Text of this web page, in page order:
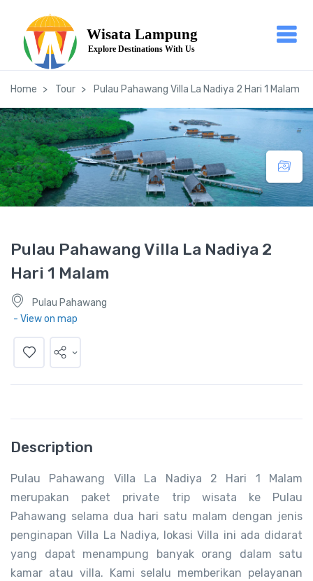
Home Tour Pulau Pahawang Villa La Nadiya 2 Hari 1 Malam
Pulau Pahawang Villa La Nadiya 2
Hari 1 Malam
Pulau Pahawang
- View on map
Description
Pulau Pahawang Villa La Nadiya 2 Hari 1 Malam
merupakan paket private trip wisata ke Pulau
Pahawang selama dua hari satu malam dengan jenis
penginapan Villa La Nadiya, lokasi Villa ini ada didarat
yang dapat menampung banyak orang dalam satu
kamar atau villa. Kami selalu memberikan pelayanan